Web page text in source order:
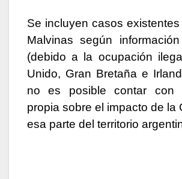
Se incluyen casos
Malvinas según
(debido a la ocupación
Unido, Gran Bretaña e
no es posible contar con
propia sobre el impacto de la
esa parte del territorio